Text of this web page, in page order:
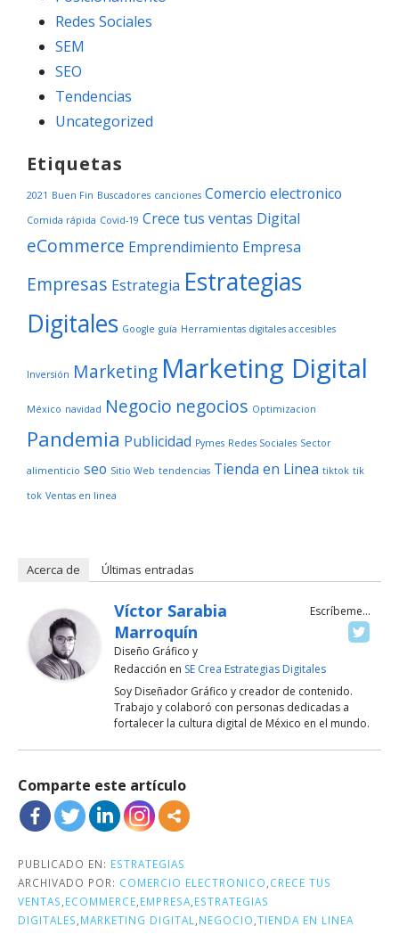
Redes Sociales
SEM
SEO
Tendencias
Uncategorized
Etiquetas
2021 Buen Fin Buscadores canciones Comercio electronico
Comida rápida Covid-19 Crece tus ventas Digital
eCommerce Emprendimiento Empresa
Empresas Estrategia Estrategias
Digitales Google guía Herramientas digitales accesibles
Inversión Marketing Marketing Digital
México navidad Negocio negocios Optimizacion
Pandemia Publicidad Pymes Redes Sociales Sector
alimenticio seo Sitio Web tendencias Tienda en Linea tiktok tik
tok Ventas en linea
Acerca de Últimas entradas
Escríbeme...
Víctor Sarabia
Marroquín
Diseño Gráfico y
Redacción en SE Crea Estrategias Digitales
Soy Diseñador Gráfico y creador de contenido.
Trabajo y colaboró con personas dedicadas a
fortalecer la cultura digital de México en el mundo.
Comparte este artículo
PUBLICADO EN: ESTRATEGIAS
ARCHIVADO POR: COMERCIO ELECTRONICO CRECE TUS
VENTAS ECOMMERCE EMPRESA ESTRATEGIAS
DIGITALES MARKETING DIGITAL NEGOCIO TIENDA EN LINEA